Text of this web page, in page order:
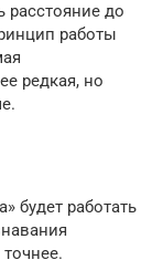
расстояние до
работы
редкая, но
будет работать